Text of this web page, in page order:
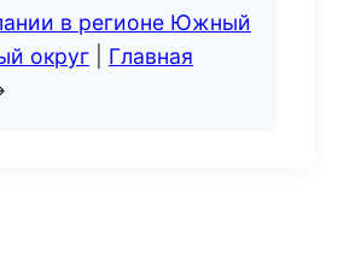
в регионе Южный
округ
Главная